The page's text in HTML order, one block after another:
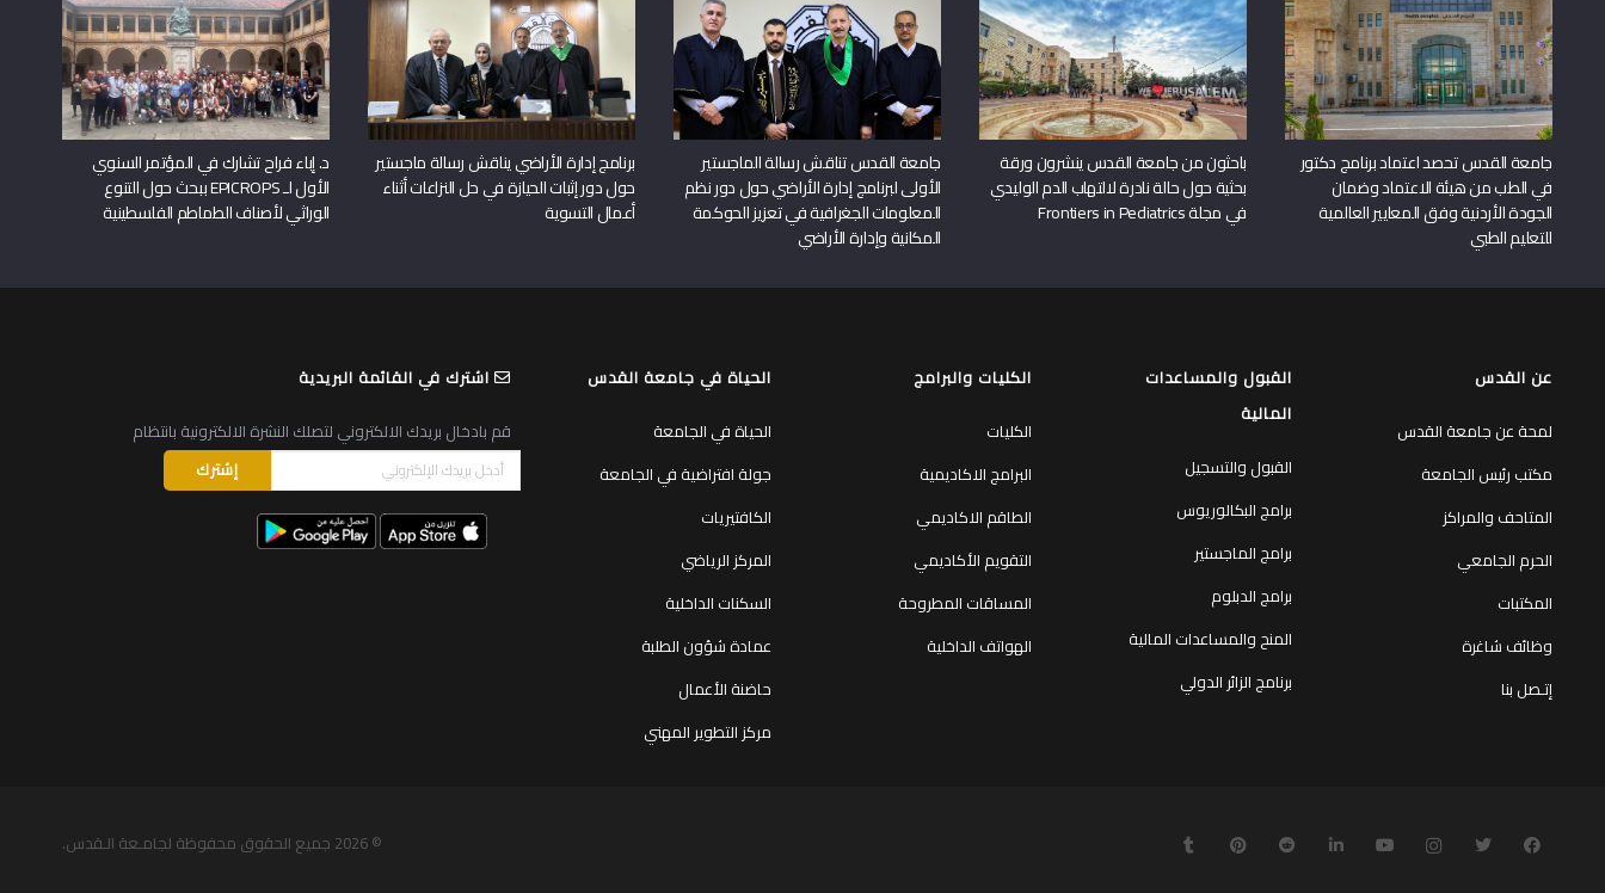
جامعة القدس تحصد اعتماد برنامج دكتور
في الطب من هيئة الاعتماد وضمان
الجودة الأردنية وفق المعايير العالمية
للتعليم الطبي
باحثون من جامعة القدس ينشرون ورقة
بحثية حول حالة نادرة لالتهاب الدم الوليدي
في مجلة Frontiers in Pediatrics
جامعة القدس تناقش رسالة الماجستير
الأولى لبرنامج إدارة الأراضي حول دور نظم
المعلومات الجغرافية في تعزيز الحوكمة
المكانية وإدارة الأراضي
برنامج إدارة الأراضي يناقش رسالة ماجستير
حول دور إثبات الحيازة في حل النزاعات أثناء
أعمال التسوية
د. إباء فراح تشارك في المؤتمر السنوي
الأول لـ EPICROPS ببحث حول التنوع
الوراثي لأصناف الطماطم الفلسطينية
عن القدس
لمحة عن جامعة القدس
مكتب رئيس الجامعة
المتاحف والمراكز
الحرم الجامعي
المكتبات
وظائف شاغرة
إتـصل بنا
القبول والمساعدات
المالية
القبول والتسجيل
برامج البكالوريوس
برامج الماجستير
برامج الدبلوم
المنح والمساعدات المالية
برنامج الزائر الدولي
الكليات والبرامج
الكليات
البرامج الاكاديمية
الطاقم الاكاديمي
التقويم الأكاديمي
المساقات المطروحة
الهواتف الداخلية
الحياة في جامعة القدس
الحياة في الجامعة
جولة افتراضية في الجامعة
الكافتيريات
المركز الرياضي
السكنات الداخلية
عمادة شؤون الطلبة
حاضنة الأعمال
مركز التطوير المهني
اشترك في القائمة البريدية
قم بادخال بريدك الالكتروني لتصلك النشرة الالكترونية بانتظام
© 2026 جميع الحقوق محفوظة لجامـعة الـقدس